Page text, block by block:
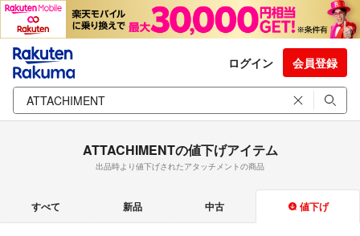
ログイン 会員登録
ATTACHIMENTの値下げアイテム
出品時より値下げされたアタッチメントの商品
すべて 新品 中古 値下げ